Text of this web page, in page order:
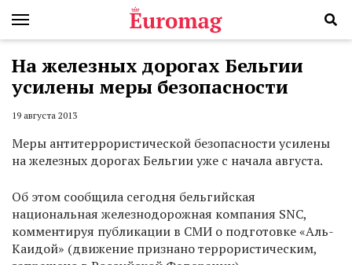
На железных дорогах Бельгии
усилены меры безопасности
19 августа 2013
Меры антитеррористической безопасности усилены
на железных дорогах Бельгии уже с начала августа.
Об этом сообщила сегодня бельгийская
национальная железнодорожная компания SNC,
комментируя публикации в СМИ о подготовке «Аль-
Каидой» (движение признано террористическим,